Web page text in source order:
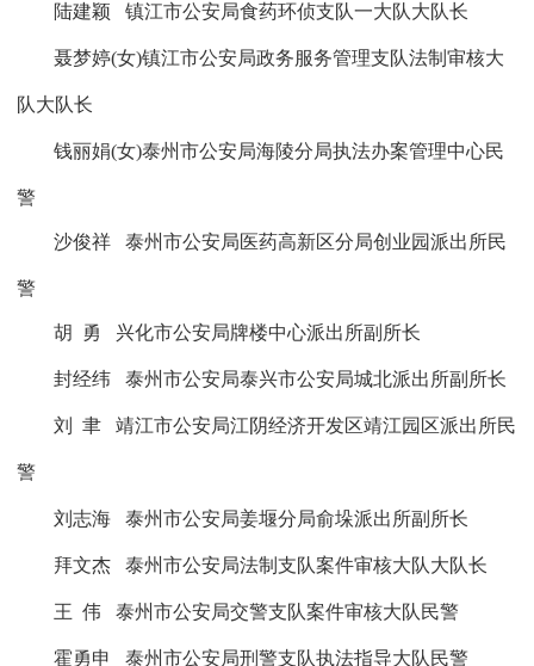
陆建颖 镇江市公安局食药环侦支队一大队大队长
聂梦婷(女)镇江市公安局政务服务管理支队法制审核大
队大队长
钱丽娟(女)泰州市公安局海陵分局执法办案管理中心民
警
沙俊祥 泰州市公安局医药高新区分局创业园派出所民
警
胡 勇 兴化市公安局牌楼中心派出所副所长
封经纬 泰州市公安局泰兴市公安局城北派出所副所长
刘 聿 靖江市公安局江阴经济开发区靖江园区派出所民
警
刘志海 泰州市公安局姜堰分局俞垛派出所副所长
拜文杰 泰州市公安局法制支队案件审核大队大队长
王 伟 泰州市公安局交警支队案件审核大队民警
霍勇申 泰州市公安局刑警支队执法指导大队民警